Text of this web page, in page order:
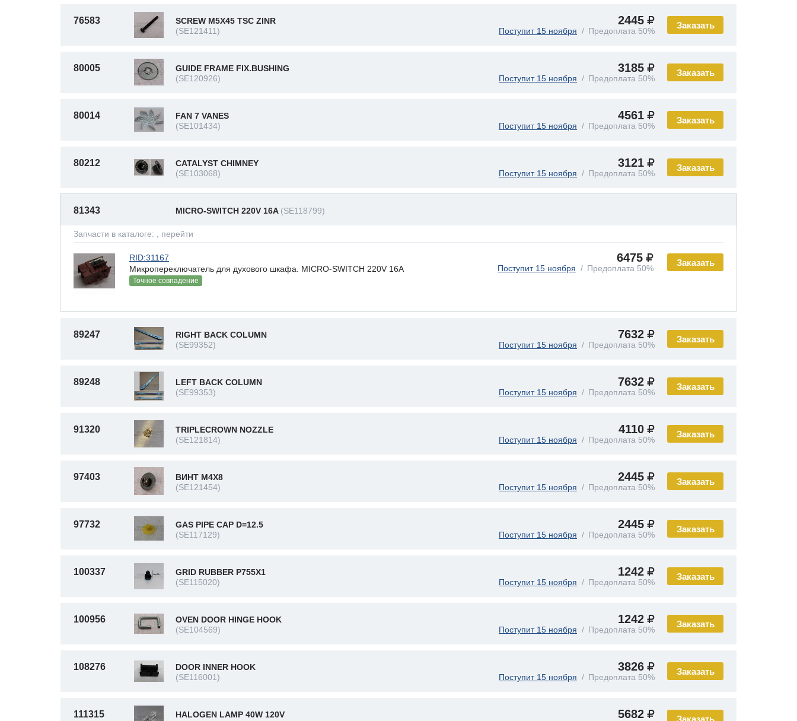
Заказать
76583
SCREW M5X45 TSC ZINR
(SE121411)
2445
Поступит 15 ноября Предоплата 50%
Заказать
80005
GUIDE FRAME FIX.BUSHING
(SE120926)
3185
Поступит 15 ноября Предоплата 50%
Заказать
80014
FAN 7 VANES
(SE101434)
4561
Поступит 15 ноября Предоплата 50%
Заказать
80212
CATALYST CHIMNEY
(SE103068)
3121
Поступит 15 ноября Предоплата 50%
81343 MICRO-SWITCH 220V 16A (SE118799)
Запчасти в каталоге: , перейти
Заказать
RID:31167
Микропереключатель для духового шкафа. MICRO-SWITCH 220V 16A
Точное совпадение
6475
Поступит 15 ноября Предоплата 50%
Заказать
89247
RIGHT BACK COLUMN
(SE99352)
7632
Поступит 15 ноября Предоплата 50%
Заказать
89248
LEFT BACK COLUMN
(SE99353)
7632
Поступит 15 ноября Предоплата 50%
Заказать
91320
TRIPLECROWN NOZZLE
(SE121814)
4110
Поступит 15 ноября Предоплата 50%
Заказать
97403
ВИНТ M4X8
(SE121454)
2445
Поступит 15 ноября Предоплата 50%
Заказать
97732
GAS PIPE CAP D=12.5
(SE117129)
2445
Поступит 15 ноября Предоплата 50%
Заказать
100337
GRID RUBBER P755X1
(SE115020)
1242
Поступит 15 ноября Предоплата 50%
Заказать
100956
OVEN DOOR HINGE HOOK
(SE104569)
1242
Поступит 15 ноября Предоплата 50%
Заказать
108276
DOOR INNER HOOK
(SE116001)
3826
Поступит 15 ноября Предоплата 50%
Заказать
111315
HALOGEN LAMP 40W 120V
5682